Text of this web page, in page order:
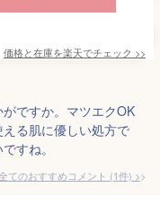
価格と在庫を楽天でチェック >>
ですか。マツエクOK
る肌に優しい処方で
すね。
てのおすすめコメント (1件) >